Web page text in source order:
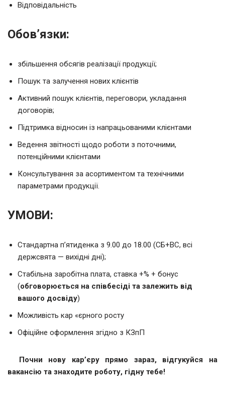
Відповідальність
Обов’язки:
збільшення обсягів реалізації продукції;
Пошук та залучення нових клієнтів
Активний пошук клієнтів, переговори, укладання
договорів;
Підтримка відносин із напрацьованими клієнтами
Ведення звітності щодо роботи з поточними,
потенційними клієнтами
Консультування за асортиментом та технічними
параметрами продукції.
УМОВИ:
Стандартна п’ятиденка з 9.00 до 18.00 (СБ+ВС, всі
держсвята — вихідні дні);
Стабільна заробітна плата, ставка +% + бонус
(обговорюється на співбесіді та залежить від
вашого досвіду)
Можливість кар «єрного росту
Офіційне оформлення згідно з КЗпП
Почни нову кар’єру прямо зараз, відгукуйся на
вакансію та знаходите роботу, гідну тебе!